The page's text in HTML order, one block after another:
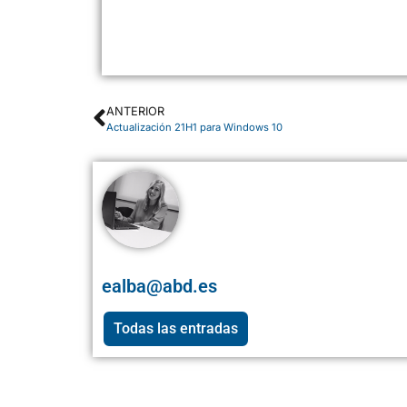
ANTERIOR
Actualización 21H1 para Windows 10
ealba@abd.es
Todas las entradas